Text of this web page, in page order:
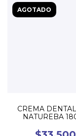
AGOTADO
CREMA
NATUREBA